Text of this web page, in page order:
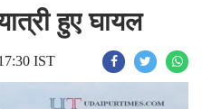
हुए घायल
IST